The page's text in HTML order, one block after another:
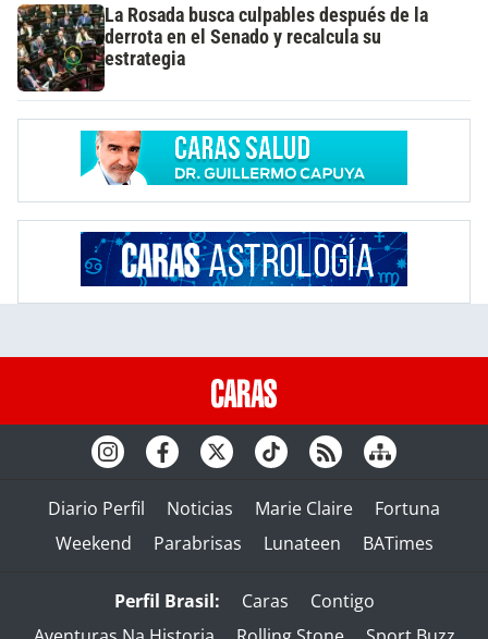
La Rosada busca culpables después de la
derrota en el Senado y recalcula su
estrategia
Diario Perfil Noticias Marie Claire
Fortuna
Weekend
Parabrisas Lunateen BATimes
Perfil Brasil: Caras
Contigo